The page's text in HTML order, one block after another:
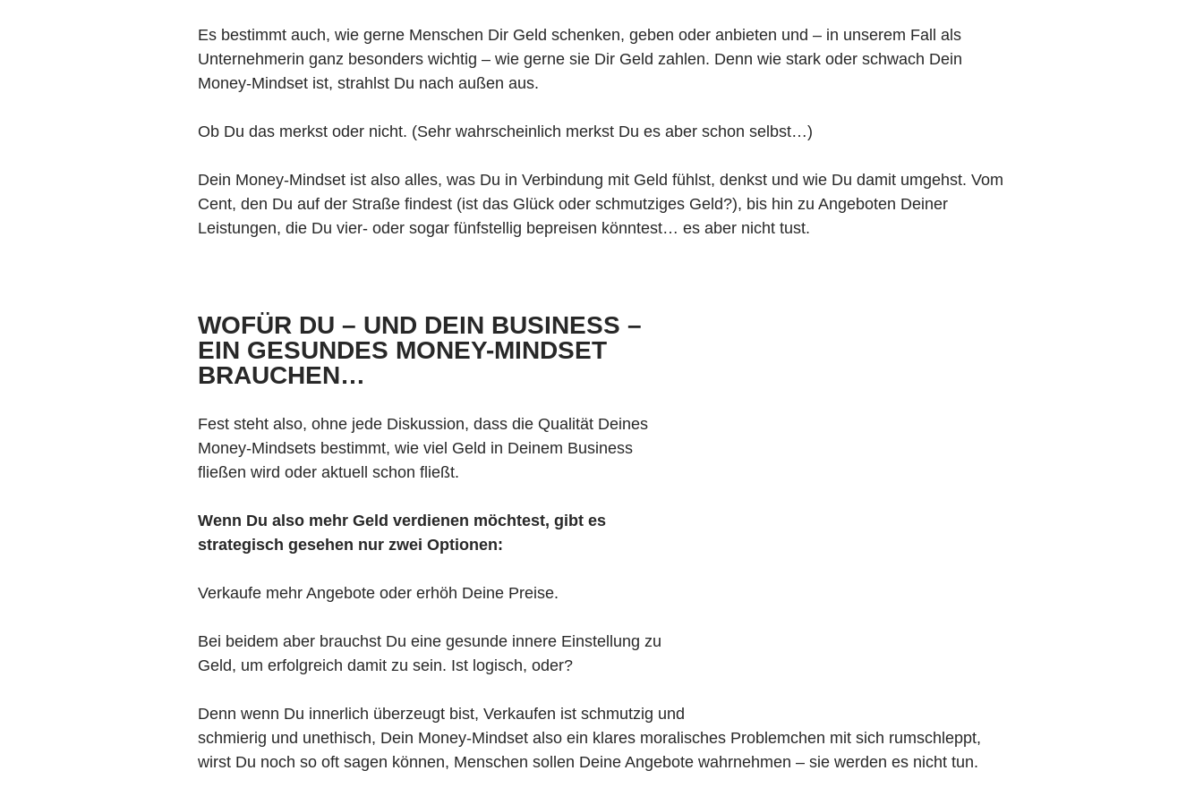
Es bestimmt auch, wie gerne Menschen Dir Geld schenken, geben oder anbieten und – in unserem Fall als
Unternehmerin ganz besonders wichtig – wie gerne sie Dir Geld zahlen. Denn wie stark oder schwach Dein
Money-Mindset ist, strahlst Du nach außen aus.
Ob Du das merkst oder nicht. (Sehr wahrscheinlich merkst Du es aber schon selbst…)
Dein Money-Mindset ist also alles, was Du in Verbindung mit Geld fühlst, denkst und wie Du damit umgehst. Vom
Cent, den Du auf der Straße findest (ist das Glück oder schmutziges Geld?), bis hin zu Angeboten Deiner
Leistungen, die Du vier- oder sogar fünfstellig bepreisen könntest… es aber nicht tust.
WOFÜR DU – UND DEIN BUSINESS –
EIN GESUNDES MONEY-MINDSET
BRAUCHEN…
Fest steht also, ohne jede Diskussion, dass die Qualität Deines
Money-Mindsets bestimmt, wie viel Geld in Deinem Business
fließen wird oder aktuell schon fließt.
Wenn Du also mehr Geld verdienen möchtest, gibt es
strategisch gesehen nur zwei Optionen:
Verkaufe mehr Angebote oder erhöh Deine Preise.
Bei beidem aber brauchst Du eine gesunde innere Einstellung zu
Geld, um erfolgreich damit zu sein. Ist logisch, oder?
Denn wenn Du innerlich überzeugt bist, Verkaufen ist schmutzig und
schmierig und unethisch, Dein Money-Mindset also ein klares moralisches Problemchen mit sich rumschleppt,
wirst Du noch so oft sagen können, Menschen sollen Deine Angebote wahrnehmen – sie werden es nicht tun.